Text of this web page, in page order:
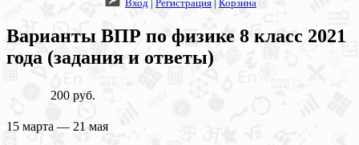
Вход | Регистрация | Корзина
Варианты ВПР по физике 8 класс 2021
года (задания и ответы)
200 руб.
15 марта — 21 мая